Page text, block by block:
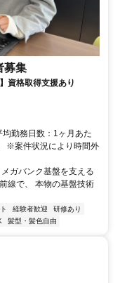
募集
資格取得支援あり
勤務日数：1ヶ月あた
※案件状況により時間外
ガバンク基盤を支える
線で、 本物の基盤技術
経験者歓迎
研修あり
髪型・髪色自由